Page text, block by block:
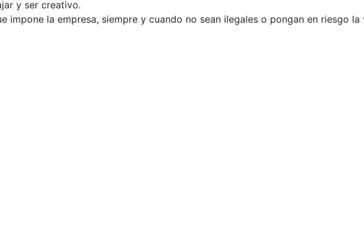
y ser creativo.
impone la empresa, siempre y cuando no sean ilegales o pongan en riesgo la